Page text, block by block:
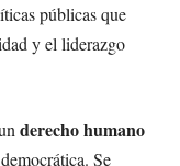
públicas que
y el liderazgo
derecho humano
Se